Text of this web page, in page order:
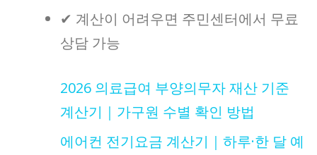
✔ 계산이 어려우면 주민센터에서 무료
상담 가능
2026 의료급여 부양의무자 재산 기준
계산기｜가구원 수별 확인 방법
에어컨 전기요금 계산기｜하루·한 달 예